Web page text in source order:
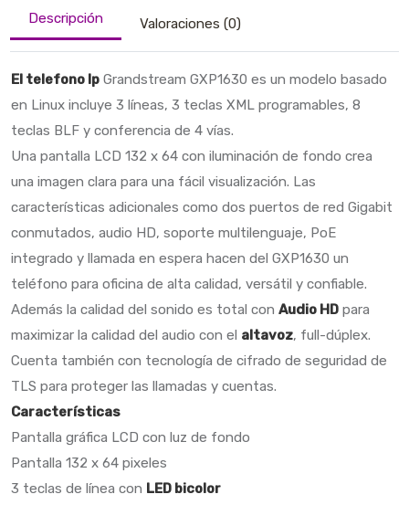
Descripción Valoraciones (0)
El telefono Ip Grandstream GXP1630 es un modelo basado
en Linux incluye 3 líneas, 3 teclas XML programables, 8
teclas BLF y conferencia de 4 vías.
Una pantalla LCD 132 x 64 con iluminación de fondo crea
una imagen clara para una fácil visualización. Las
características adicionales como dos puertos de red Gigabit
conmutados, audio HD, soporte multilenguaje, PoE
integrado y llamada en espera hacen del GXP1630 un
teléfono para oficina de alta calidad, versátil y confiable.
Además la calidad del sonido es total conAudio HD para
maximizar la calidad del audio con el altavoz, full-dúplex.
Cuenta también con tecnología de cifrado de seguridad de
TLS para proteger las llamadas y cuentas.
Características
Pantalla gráfica LCD con luz de fondo
Pantalla 132 x 64 pixeles
3 teclas de línea con LED bicolor